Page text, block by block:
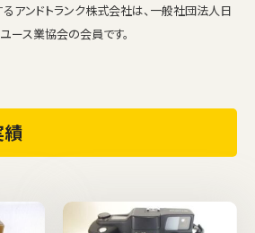
アンドトランク株式会社は、一般社団法人日
ース業協会の会員です。
績